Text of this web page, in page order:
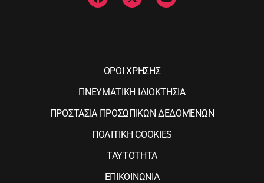
ΟΡΟΙ ΧΡΗΣΗΣ
ΠΝΕΥΜΑΤΙΚΗ ΙΔΙΟΚΤΗΣΙΑ
ΠΡΟΣΤΑΣΙΑ ΠΡΟΣΩΠΙΚΩΝ ΔΕΔΟΜΕΝΩΝ
ΠΟΛΙΤΙΚΗ COOKIES
ΤΑΥΤΟΤΗΤΑ
ΕΠΙΚΟΙΝΩΝΙΑ